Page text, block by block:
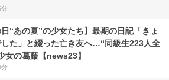
日“あの夏”の少女たち】最期の日記「きょ
した」と綴った亡き友へ…“同級生223人全
女の葛藤【news23】